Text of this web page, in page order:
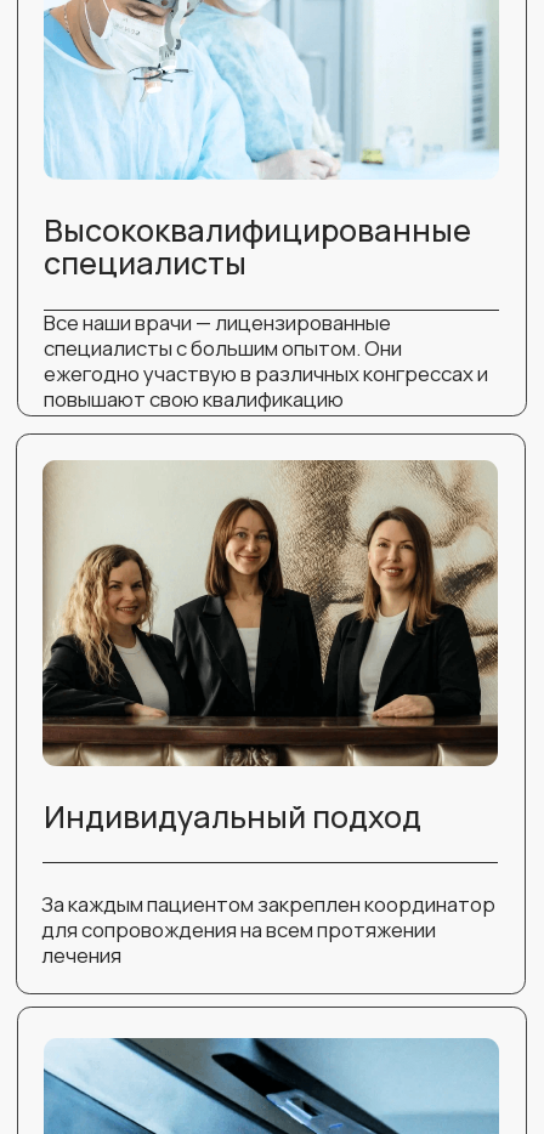
Современное оборудование
Все самое лучшее для наших пациентов (мы
используем только сертифицированные
препараты и лицензионное оборудование,
соответствующее самым высокими мировым
Безопасность
Гарантируем высочайшие стандарты
безопасности, чтобы минимизировать риски
для пациентов. У нас есть собственная
реанимация и круглосуточный стационар для
обеспечения контроля за состоянием
пациента на каждом этапе операции.
Наши специалисты помогут вам
спланировать каждую деталь—
от предварительных
восстановления после операции.
Если вы планируете визит к нам для проведения
пластической операции, мы обеспечим вам полный
спектр услуг, включающих не только медицинские
процедуры, но и помощь в организации вашего
пребывания.